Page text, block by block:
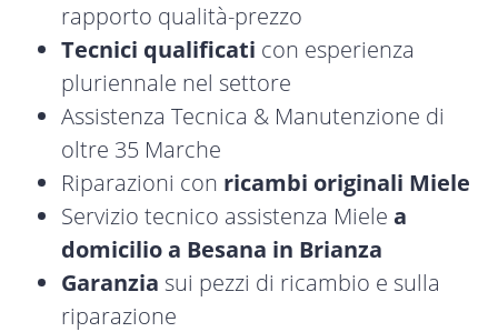
rapporto qualità-prezzo
Tecnici qualificati con esperienza
pluriennale nel settore
Assistenza Tecnica & Manutenzione di
oltre 35 Marche
Riparazioni con ricambi originali Miele
Servizio tecnico assistenza Miele a
domicilio a Besana in Brianza
Garanzia sui pezzi di ricambio e sulla
riparazione